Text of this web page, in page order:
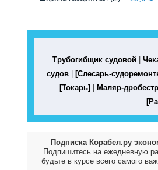
Трубогибщик судовой
судов| [Слесарь-
[Токарь]
Маляр-
Подписка Корабел.ру
Подпишитесь на ежедневную
будьте в курсе всего самого